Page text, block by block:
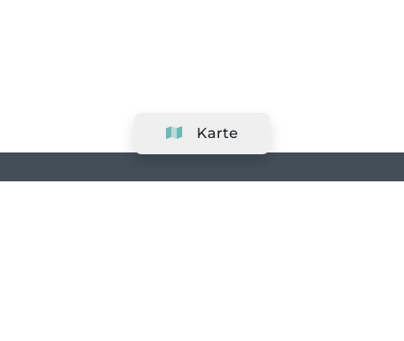
Karte